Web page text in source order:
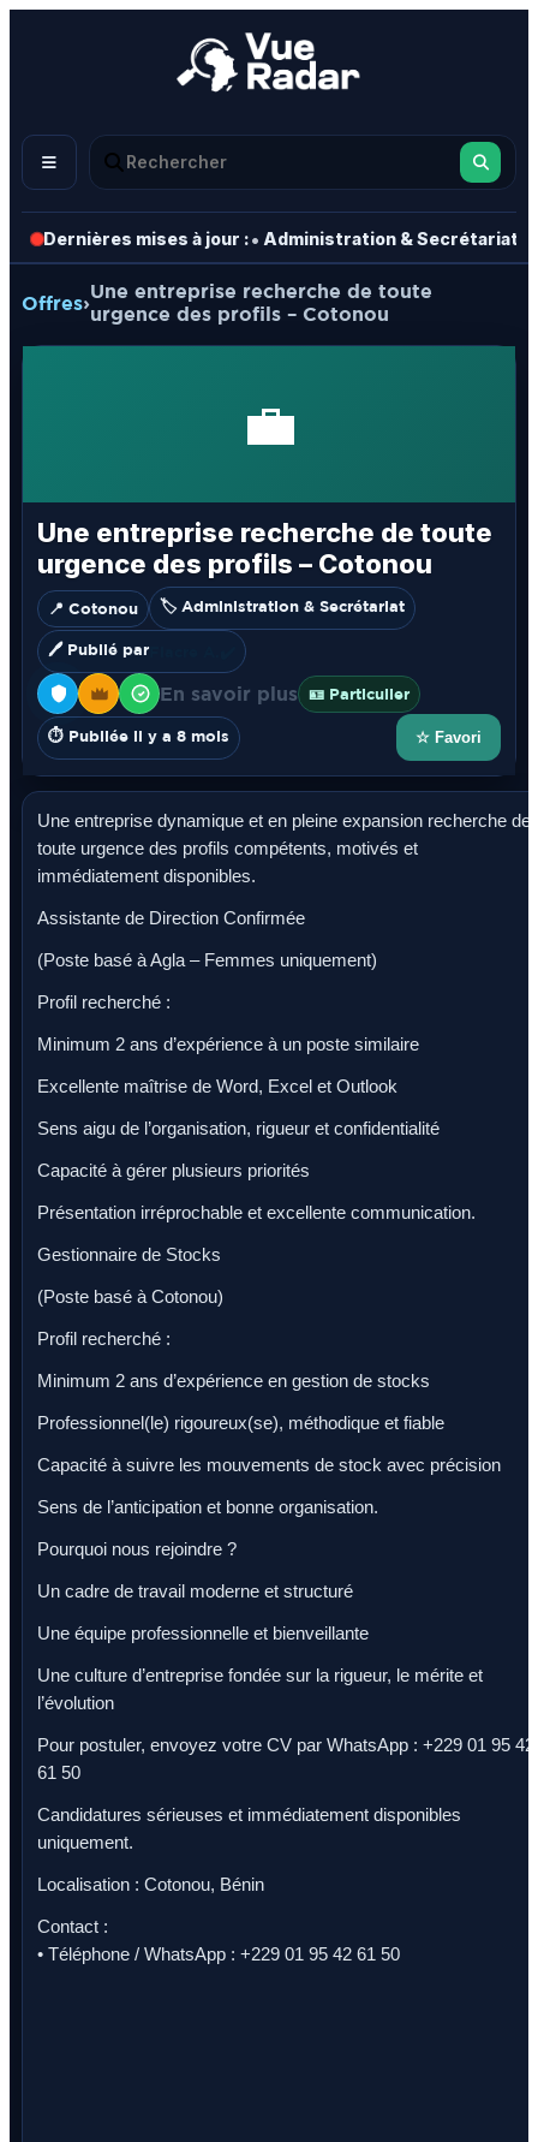
Dernières mises à jour :• Administration & Secrétariat
Offres›
Une entreprise recherche de toute
urgence des profils – Cotonou
💼
Une entreprise recherche de toute
urgence des profils – Cotonou
📍 Cotonou 🏷️ Administration & Secrétariat
🖊️ Publié par
En savoir plus 🪪 Particulier
⏱️ Publiée il y a 8 mois ☆ Favori
Une entreprise dynamique et en pleine expansion recherche de
toute urgence des profils compétents, motivés et
immédiatement disponibles.
Assistante de Direction Confirmée
(Poste basé à Agla – Femmes uniquement)
Profil recherché :
Minimum 2 ans d’expérience à un poste similaire
Excellente maîtrise de Word, Excel et Outlook
Sens aigu de l’organisation, rigueur et confidentialité
Capacité à gérer plusieurs priorités
Présentation irréprochable et excellente communication.
Gestionnaire de Stocks
(Poste basé à Cotonou)
Profil recherché :
Minimum 2 ans d’expérience en gestion de stocks
Professionnel(le) rigoureux(se), méthodique et fiable
Capacité à suivre les mouvements de stock avec précision
Sens de l’anticipation et bonne organisation.
Pourquoi nous rejoindre ?
Un cadre de travail moderne et structuré
Une équipe professionnelle et bienveillante
Une culture d’entreprise fondée sur la rigueur, le mérite et
l’évolution
Pour postuler, envoyez votre CV par WhatsApp : +229 01 95 42
61 50
Candidatures sérieuses et immédiatement disponibles
uniquement.
Localisation : Cotonou, Bénin
Contact :
• Téléphone / WhatsApp : +229 01 95 42 61 50